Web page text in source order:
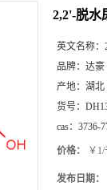
2,2'-脱水
英文名称：
品牌： 达豪
产地： 湖北
货号：
cas： 3736-
价格： ￥
发布日期：